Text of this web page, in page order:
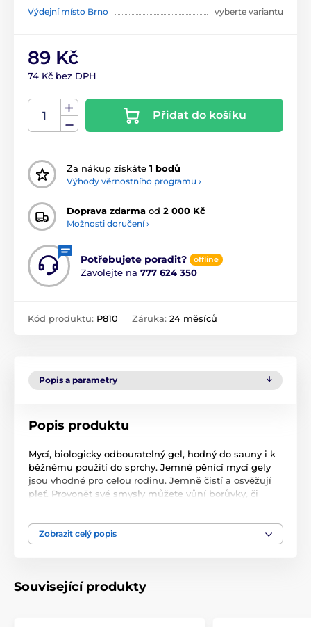
Výdejní místo Brno
vyberte variantu
89 Kč
74 Kč bez DPH
Přidat do košíku
Za nákup získáte 1 bodů
Výhody věrnostního programu ›
Doprava zdarma od 2 000 Kč
Možnosti doručení ›
Potřebujete poradit? offline
Zavolejte na 777 624 350
Kód produktu: P810 Záruka: 24 měsíců
Popis a parametry
Popis produktu
Mycí, biologicky odbouratelný gel, hodný do sauny i k
běžnému použití do sprchy. Jemné pěnící mycí gely
jsou vhodné pro celou rodinu. Jemně čistí a osvěžují
pleť. Provonět své smysly můžete vůní borůvky, či
Kvalita od finského specialisty na wellnessRento.
Zobrazit celý popis
Související produkty